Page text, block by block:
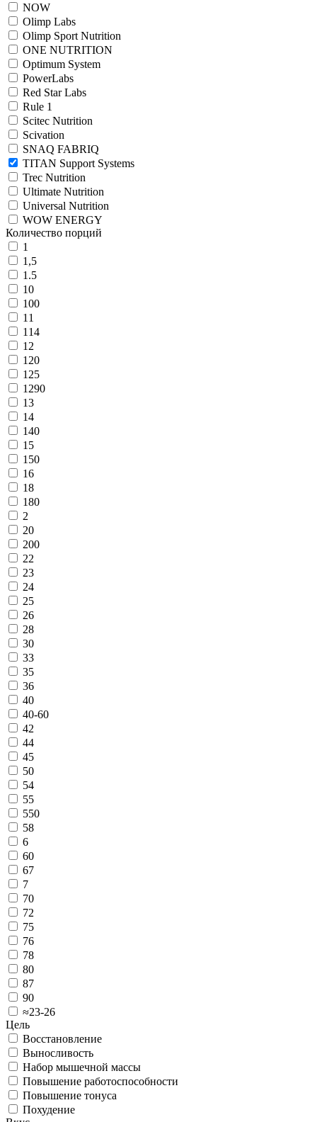
NOW
Olimp Labs
Olimp Sport Nutrition
ONE NUTRITION
Optimum System
PowerLabs
Red Star Labs
Rule 1
Scitec Nutrition
Scivation
SNAQ FABRIQ
TITAN Support Systems
Trec Nutrition
Ultimate Nutrition
Universal Nutrition
WOW ENERGY
Количество порций
1
1,5
1.5
10
100
11
114
12
120
125
1290
13
14
140
15
150
16
18
180
2
20
200
22
23
24
25
26
28
30
33
35
36
40
40-60
42
44
45
50
54
55
550
58
6
60
67
7
70
72
75
76
78
80
87
90
≈23-26
Цель
Восстановление
Выносливость
Набор мышечной массы
Повышение работоспособности
Повышение тонуса
Похудение